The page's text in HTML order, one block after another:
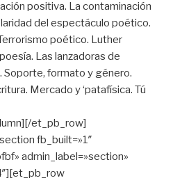
positiva. La contaminación
del espectáculo poético.
poético. Luther
Las lanzadoras de
Soporte, formato y género.
Mercado y ‘patafísica. Tú
et_pb_row]
fb_built=»1″
admin_label=»section»